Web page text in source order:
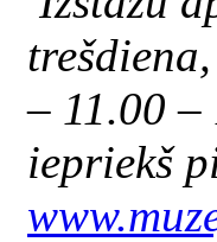
– 11.00 –
iepriekš